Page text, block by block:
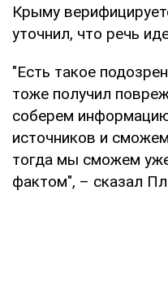
Крыму
уточнил, что речь
"Есть такое
тоже получил
соберем
источников и
тогда мы сможем
фактом", – сказал